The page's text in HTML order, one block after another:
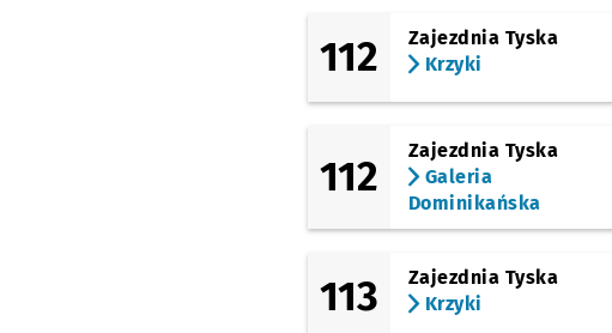
112
Zajezdnia Tyska
Krzyki
112
Zajezdnia Tyska
Galeria
Dominikańska
113
Zajezdnia Tyska
Krzyki